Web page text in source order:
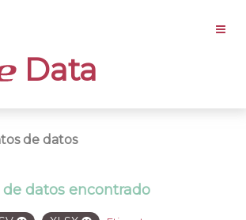
Data
de datos
de datos encontrado